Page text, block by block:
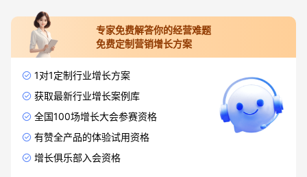
专家免费解答你的经营难题
免费定制营销增长方案
1对1定制行业增长方案
获取最新行业增长案例库
全国100场增长大会参赛资格
有赞全产品的体验试用资格
增长俱乐部入会资格